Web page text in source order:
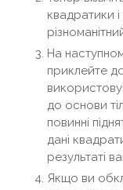
квадратики
На
приклейте
до основи
повинні
дані
результаті
Якщо ви